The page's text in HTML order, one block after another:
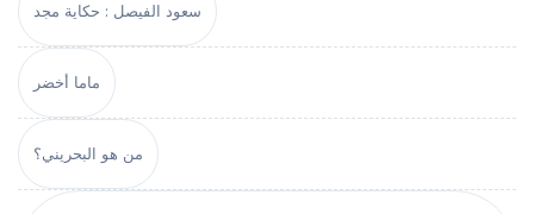
سعود الفيصل : حكاية مجد
ماما أخضر
من هو البحريني؟